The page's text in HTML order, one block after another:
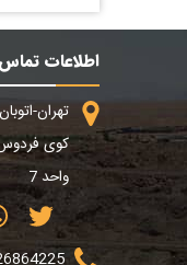
اطلاعات تماس
تهران-
واحد 7